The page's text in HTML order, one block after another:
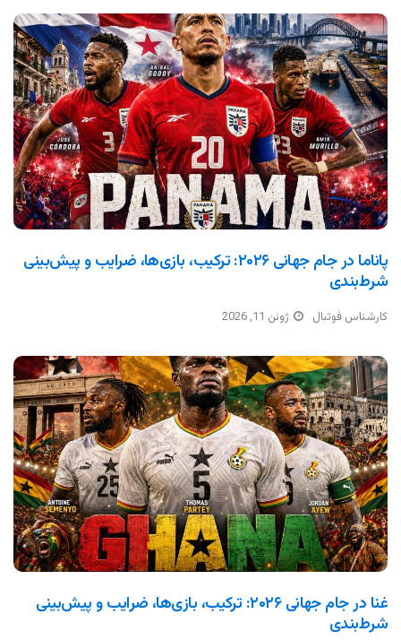
پاناما در جام جهانی ۲۰۲۶: ترکیب، بازی‌ها، ضرایب و پیش‌بینی
شرط‌بندی
کارشناس فوتبال ژوئن 11, 2026
غنا در جام جهانی ۲۰۲۶: ترکیب، بازی‌ها، ضرایب و پیش‌بینی
شرط‌بندی